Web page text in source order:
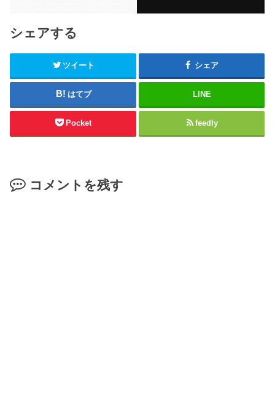
シェアする
ツイート シェア
はてブ LINE
Pocket feedly
コメントを残す